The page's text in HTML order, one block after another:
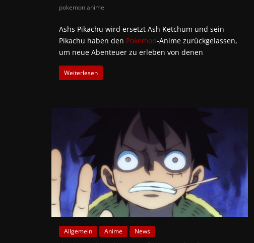
pokemon anime
Ashs Pikachu wird ersetzt Ash Ketchum und sein
Pikachu haben den Pokemon-Anime zurückgelassen,
um neue Abenteuer zu erleben von denen
Weiterlesen
Allgemein Anime News